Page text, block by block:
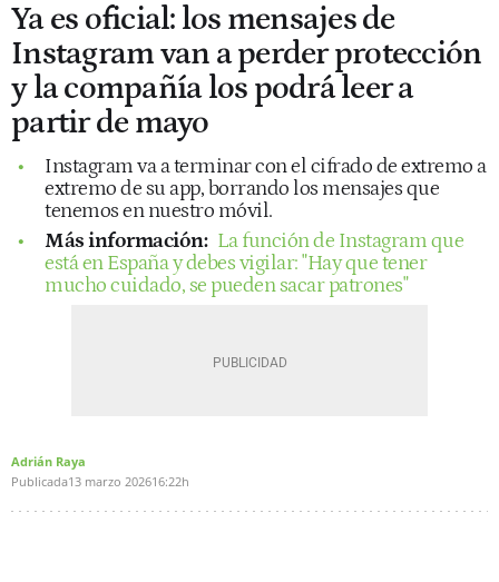
Ya es oficial: los mensajes de
Instagram van a perder protección
y la compañía los podrá leer a
partir de mayo
Instagram va a terminar con el cifrado de extremo a
extremo de su app, borrando los mensajes que
tenemos en nuestro móvil.
Más información: La función de Instagram que
está en España y debes vigilar: "Hay que tener
mucho cuidado, se pueden sacar patrones"
Adrián Raya
Publicada13 marzo 202616:22h